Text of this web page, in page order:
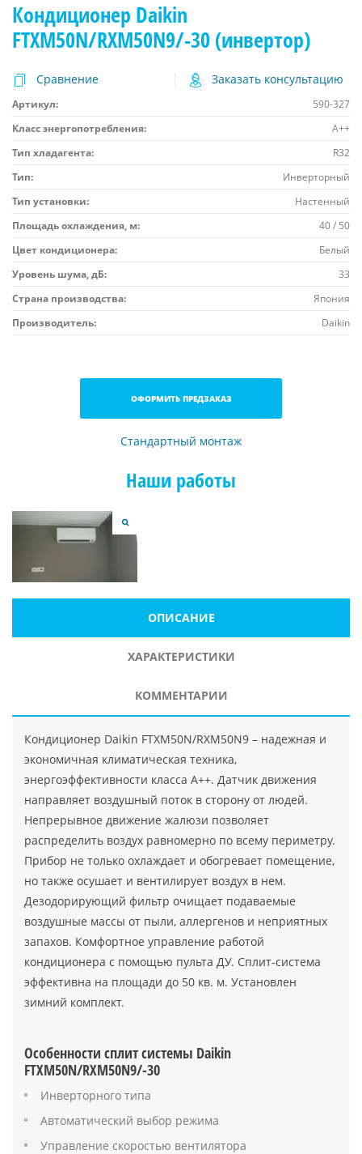
Кондиционер Daikin
FTXM50N/RXM50N9/-30 (инвертор)
Сравнение Заказать консультацию
Артикул:
590-327
Класс энергопотребления:
A++
Тип хладагента:
R32
Тип:
Инверторный
Тип установки:
Настенный
Площадь охлаждения, м:
40 / 50
Цвет кондиционера:
Белый
Уровень шума, дБ:
33
Страна производства:
Япония
Производитель:
Daikin
ОФОРМИТЬ ПРЕДЗАКАЗ
Стандартный монтаж
Наши работы
ОПИСАНИЕ
ХАРАКТЕРИСТИКИ
КОММЕНТАРИИ
Кондиционер Daikin FTXM50N/RXM50N9 – надежная и
экономичная климатическая техника,
энергоэффективности класса А++. Датчик движения
направляет воздушный поток в сторону от людей.
Непрерывное движение жалюзи позволяет
распределить воздух равномерно по всему периметру.
Прибор не только охлаждает и обогревает помещение,
но также осушает и вентилирует воздух в нем.
Дезодорирующий фильтр очищает подаваемые
воздушные массы от пыли, аллергенов и неприятных
запахов. Комфортное управление работой
кондиционера с помощью пульта ДУ. Сплит-система
эффективна на площади до 50 кв. м. Установлен
зимний комплект.
Особенности сплит системы Daikin
FTXM50N/RXM50N9/-30
Инверторного типа
Автоматический выбор режима
Управление скоростью вентилятора